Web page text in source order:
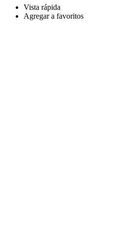
Vista rápida
Agregar a favoritos